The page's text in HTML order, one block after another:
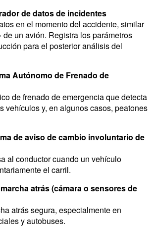
de datos de incidentes
en el momento del accidente, similar
un avión. Registra los parámetros
para el posterior análisis del
Autónomo de Frenado de
de frenado de emergencia que detecta
vehículos y, en algunos casos, peatones
de aviso de cambio involuntario de
al conductor cuando un vehículo
el carril.
atrás (cámara o sensores de
atrás segura, especialmente en
y autobuses.